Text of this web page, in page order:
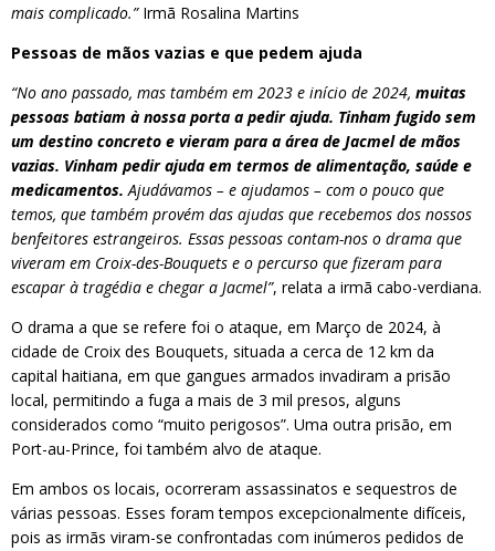
mais complicado.”Irmã Rosalina Martins
Pessoas de mãos vazias e que pedem ajuda
“No ano passado, mas também em 2023 e início de 2024, muitas
pessoas batiam à nossa porta a pedir ajuda. Tinham fugido sem
um destino concreto e vieram para a área de Jacmel de mãos
vazias. Vinham pedir ajuda em termos de alimentação, saúde e
medicamentos. Ajudávamos – e ajudamos – com o pouco que
temos, que também provém das ajudas que recebemos dos nossos
benfeitores estrangeiros. Essas pessoas contam-nos o drama que
viveram em Croix-des-Bouquets e o percurso que fizeram para
escapar à tragédia e chegar a Jacmel”, relata a irmã cabo-verdiana.
O drama a que se refere foi o ataque, em Março de 2024, à
cidade de Croix des Bouquets, situada a cerca de 12 km da
capital haitiana, em que gangues armados invadiram a prisão
local, permitindo a fuga a mais de 3 mil presos, alguns
considerados como “muito perigosos”. Uma outra prisão, em
Port-au-Prince, foi também alvo de ataque.
Em ambos os locais, ocorreram assassinatos e sequestros de
várias pessoas. Esses foram tempos excepcionalmente difíceis,
pois as irmãs viram-se confrontadas com inúmeros pedidos de